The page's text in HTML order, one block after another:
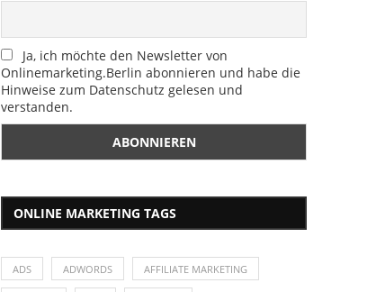
Ja, ich möchte den Newsletter von
Onlinemarketing.Berlin abonnieren und habe die
Hinweise zum Datenschutz gelesen und
verstanden.
ONLINE MARKETING TAGS
ADS ADWORDS AFFILIATE MARKETING